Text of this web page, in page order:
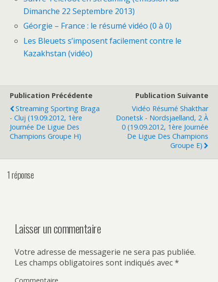
Dimanche 22 Septembre 2013)
Géorgie – France : le résumé vidéo (0 à 0)
Les Bleuets s’imposent facilement contre le
Kazakhstan (vidéo)
Publication Précédente
Streaming Sporting Braga
- Cluj (19.09.2012, 1ère
Journée De Ligue Des
Champions Groupe H)
Publication Suivante
Vidéo Résumé Shakthar
Donetsk - Nordsjaelland, 2 À
0 (19.09.2012, 1ère Journée
De Ligue Des Champions
Groupe E)
1 réponse
Laisser un commentaire
Votre adresse de messagerie ne sera pas publiée.
Les champs obligatoires sont indiqués avec*